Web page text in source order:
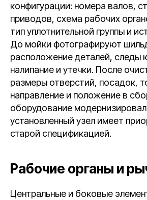
конфигурации: номера валов,
приводов, схема рабочих
тип уплотнительной группы и
До мойки фотографируют
расположение деталей, следы
налипание и утечки. После
размеры отверстий, посадок,
направление и положение в
оборудование
установленный узел имеет
старой спецификацией.
Рабочие органы и
Центральные и боковые